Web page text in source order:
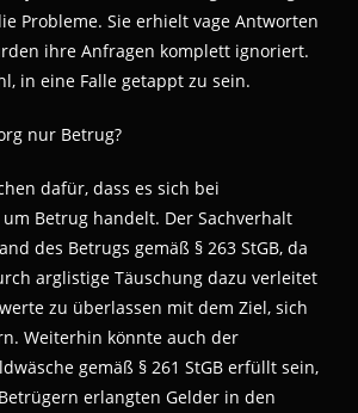
Probleme. Sie erhielt vage Antworten
ihre Anfragen komplett ignoriert.
in eine Falle getappt zu sein.
nur Betrug?
dafür, dass es sich bei
um Betrug handelt. Der Sachverhalt
des Betrugs gemäß § 263 StGB, da
arglistige Täuschung dazu verleitet
zu überlassen mit dem Ziel, sich
Weiterhin könnte auch der
gemäß § 261 StGB erfüllt sein,
erlangten Gelder in den